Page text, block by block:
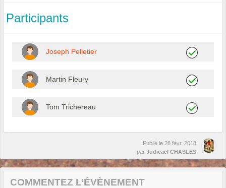
Participants
Joseph Pelletier
Martin Fleury
Tom Trichereau
Publié le 28 févr. 2018
par Judicael CHASLES
COMMENTEZ L’ÉVÈNEMENT